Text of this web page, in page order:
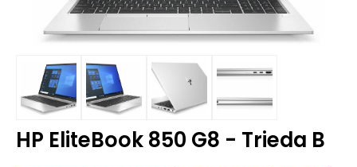
HP EliteBook 850 G8 - Trieda B